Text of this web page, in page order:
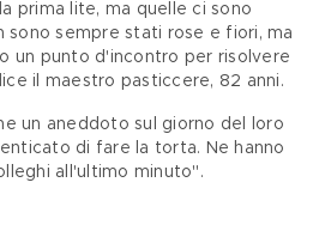
prima lite, ma quelle ci sono
sono sempre stati rose e fiori, ma
un punto d'incontro per risolvere
il maestro pasticcere, 82 anni.
un aneddoto sul giorno del loro
di fare la torta. Ne hanno
all'ultimo minuto".